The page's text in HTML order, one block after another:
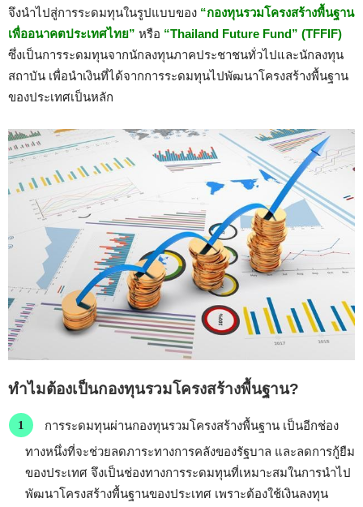
จึงนำไปสู่การระดมทุนในรูปแบบของ “กองทุนรวมโครงสร้างพื้นฐาน
เพื่ออนาคตประเทศไทย” หรือ “Thailand Future Fund” (TFFIF)
ซึ่งเป็นการระดมทุนจากนักลงทุนภาคประชาชนทั่วไปและนักลงทุน
สถาบัน เพื่อนำเงินที่ได้จากการระดมทุนไปพัฒนาโครงสร้างพื้นฐาน
ของประเทศเป็นหลัก
ทำไมต้องเป็นกองทุนรวมโครงสร้างพื้นฐาน?
การระดมทุนผ่านกองทุนรวมโครงสร้างพื้นฐาน เป็นอีกช่อง
ทางหนึ่งที่จะช่วยลดภาระทางการคลังของรัฐบาล และลดการกู้ยืม
ของประเทศ จึงเป็นช่องทางการระดมทุนที่เหมาะสมในการนำไป
พัฒนาโครงสร้างพื้นฐานของประเทศ เพราะต้องใช้เงินลงทุน